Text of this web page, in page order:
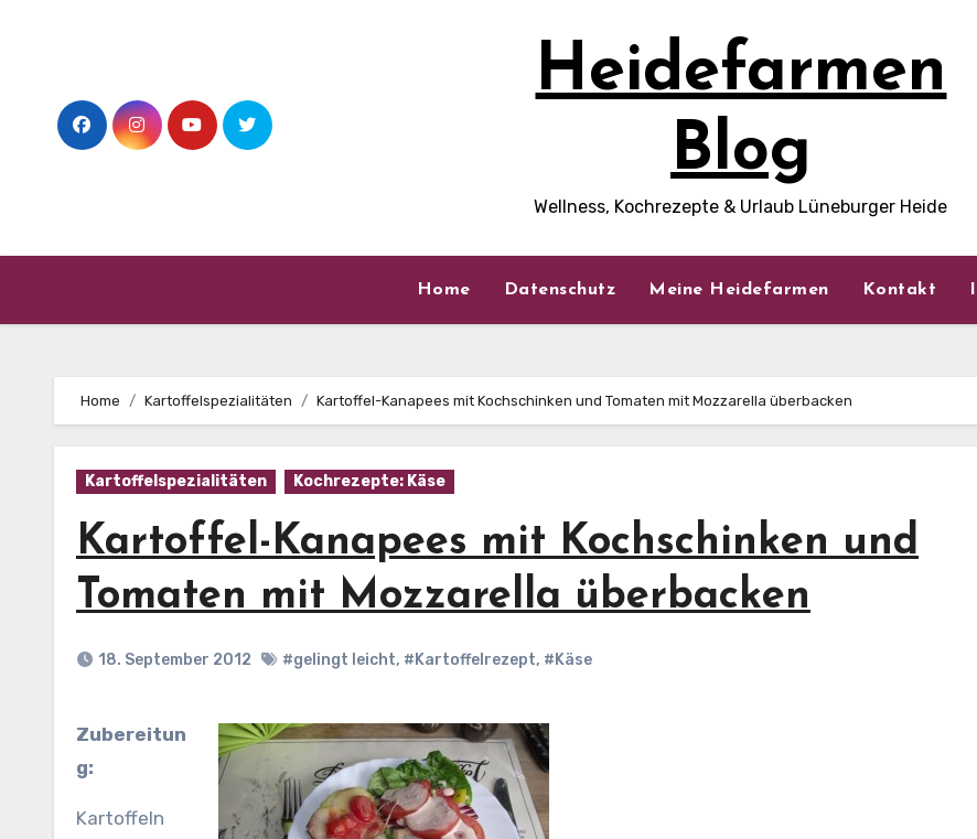
Heidefarmen
Blog
Wellness, Kochrezepte & Urlaub Lüneburger Heide
Home Datenschutz Meine Heidefarmen Kontakt
Home Kartoffelspezialitäten Kartoffel-Kanapees mit Kochschinken und Tomaten mit Mozzarella überbacken
Kartoffelspezialitäten Kochrezepte: Käse
Kartoffel-Kanapees mit Kochschinken und
Tomaten mit Mozzarella überbacken
18. September 2012 #gelingt leicht, #Kartoffelrezept, #Käse
Zubereitun
g:
Kartoffeln